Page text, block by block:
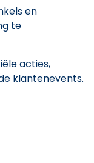
en
te
acties,
klantenevents.